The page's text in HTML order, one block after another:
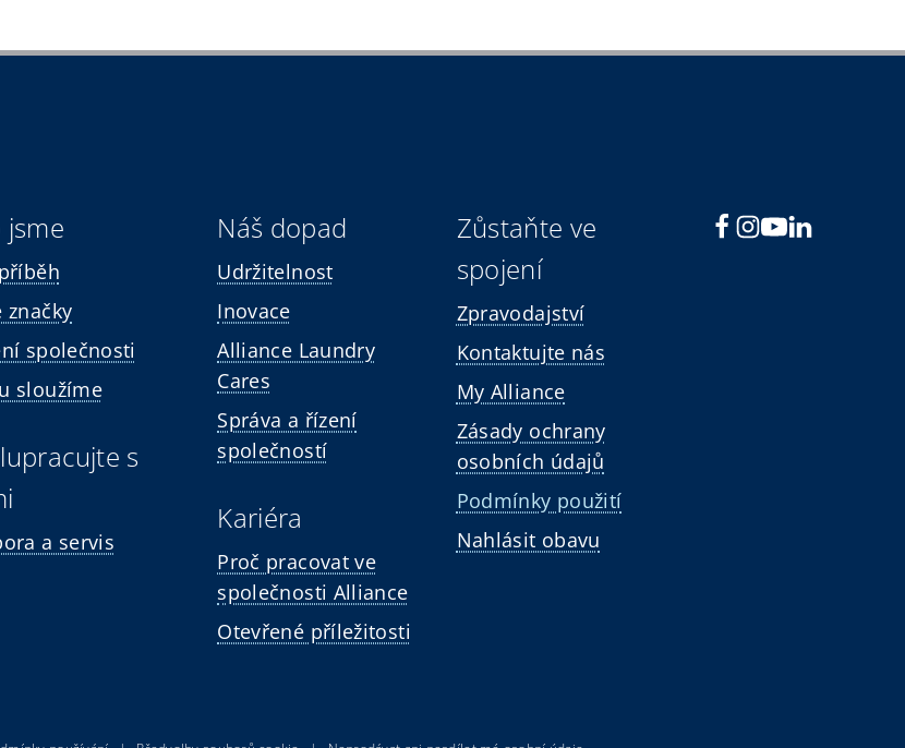
jsme
značky
společnosti
sloužíme
s
a servis
Náš dopad
Udržitelnost
Inovace
Alliance Laundry
Cares
Správa a řízení
společností
Kariéra
Proč pracovat ve
společnosti Alliance
Otevřené příležitosti
Zůstaňte ve
spojení
Zpravodajství
Kontaktujte nás
My Alliance
Zásady ochrany
osobních údajů
Podmínky použití
Nahlásit obavu